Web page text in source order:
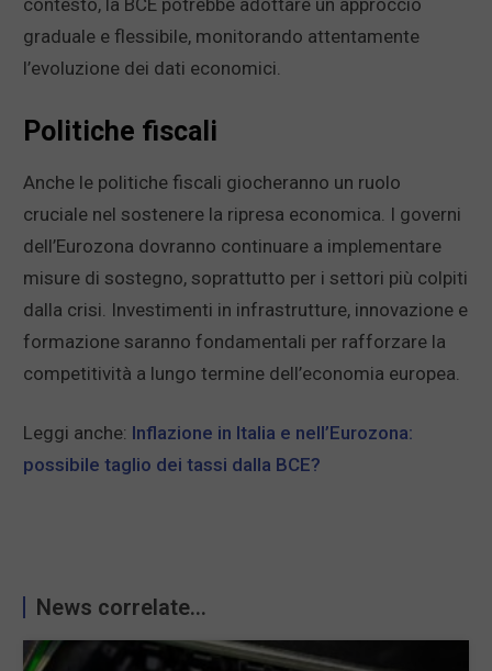
contesto, la BCE potrebbe adottare un approccio
graduale e flessibile, monitorando attentamente
l’evoluzione dei dati economici.
Politiche fiscali
Anche le politiche fiscali giocheranno un ruolo
cruciale nel sostenere la ripresa economica. I governi
dell’Eurozona dovranno continuare a implementare
misure di sostegno, soprattutto per i settori più colpiti
dalla crisi. Investimenti in infrastrutture, innovazione e
formazione saranno fondamentali per rafforzare la
competitività a lungo termine dell’economia europea.
Leggi anche: Inflazione in Italia e nell’Eurozona:
possibile taglio dei tassi dalla BCE?
News correlate...